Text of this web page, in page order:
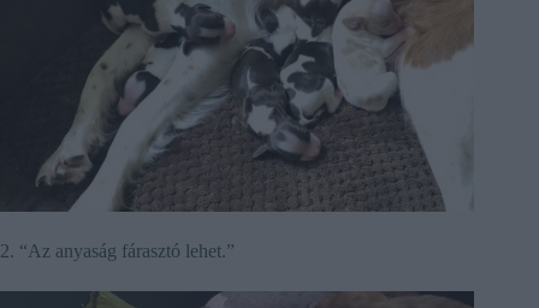
2. “Az anyaság fárasztó lehet.”